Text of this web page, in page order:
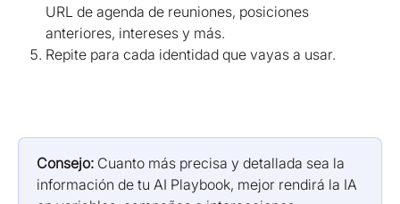
URL de agenda de reuniones, posiciones
anteriores, intereses y más.
Repite para cada identidad que vayas a usar.
Consejo: Cuanto más precisa y detallada sea la
información de tu AI Playbook, mejor rendirá la IA